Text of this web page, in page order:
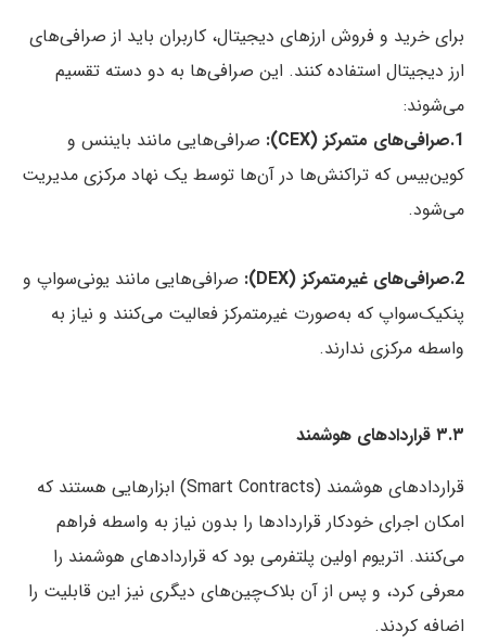
برای خرید و فروش ارزهای دیجیتال، کاربران باید از صرافی‌های
ارز دیجیتال استفاده کنند. این صرافی‌ها به دو دسته تقسیم
می‌شوند:
صرافی‌هایی مانند بایننس و
کوین‌بیس که تراکنش‌ها در آن‌ها توسط یک نهاد مرکزی مدیریت
می‌شود.
صرافی‌هایی مانند یونی‌سواپ و
پنکیک‌سواپ که به‌صورت غیرمتمرکز فعالیت می‌کنند و نیاز به
واسطه مرکزی ندارند.
۳.۳ قراردادهای هوشمند
قراردادهای هوشمند (Smart Contracts) ابزارهایی هستند که
امکان اجرای خودکار قراردادها را بدون نیاز به واسطه فراهم
می‌کنند. اتریوم اولین پلتفرمی بود که قراردادهای هوشمند را
معرفی کرد، و پس از آن بلاک‌چین‌های دیگری نیز این قابلیت را
اضافه کردند.